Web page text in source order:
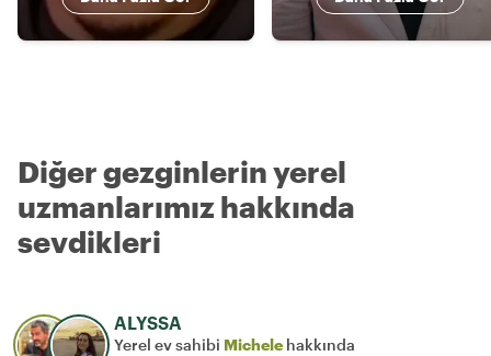
Diğer gezginlerin yerel
uzmanlarımız hakkında
sevdikleri
ALYSSA
Yerel ev sahibi Michele hakkında